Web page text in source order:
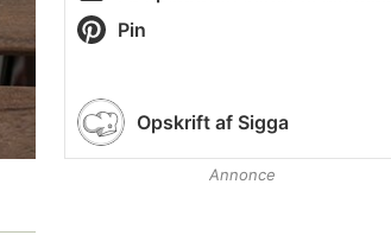
Pin
Opskrift af Sigga
Annonce